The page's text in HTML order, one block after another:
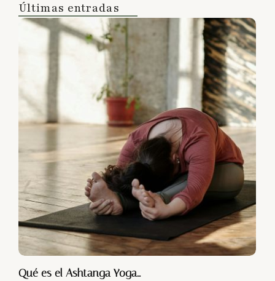
Últimas entradas
Qué es el Ashtanga Yoga…